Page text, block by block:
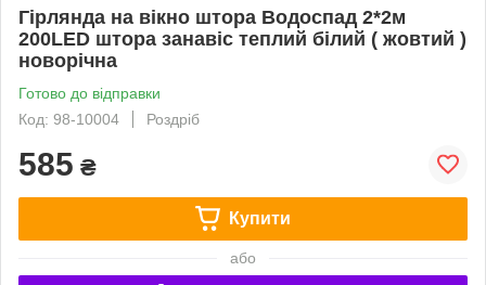
Гірлянда на вікно штора Водоспад 2*2м
200LED штора занавіс теплий білий ( жовтий )
новорічна
Готово до відправки
Код: 98-10004
Роздріб
585 ₴
Купити
або